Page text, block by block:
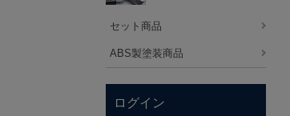
セット商品
ABS製塗装商品
ログイン